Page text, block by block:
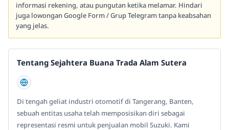
informasi rekening, atau pungutan ketika melamar. Hindari
juga lowongan Google Form / Grup Telegram tanpa keabsahan
yang jelas.
Tentang Sejahtera Buana Trada Alam Sutera
Di tengah geliat industri otomotif di Tangerang, Banten,
sebuah entitas usaha telah memposisikan diri sebagai
representasi resmi untuk penjualan mobil Suzuki. Kami